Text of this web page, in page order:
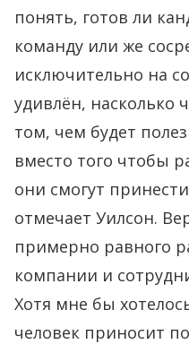
понять, готов ли
команду или же
исключительно на
удивлён, насколько
том, чем будет
вместо того чтобы
они смогут
отмечает Уилсон.
примерно равного
компании и
Хотя мне бы
человек приносит